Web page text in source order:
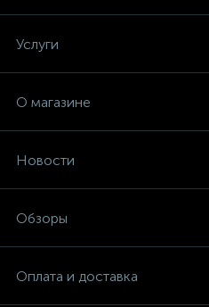
Услуги
О магазине
Новости
Обзоры
Оплата и доставка